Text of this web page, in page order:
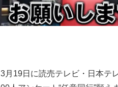
3月19日に読売テレビ・日本テ